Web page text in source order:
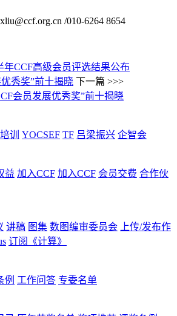
/010-6264 8654
年CCF高级会员评选结果公布
秀奖”前十揭晓 下一篇 >>>
会员发展优秀奖”前十揭晓
培训 YOCSEF TF 吕梁振兴 企智会
益 加入CCF 加入CCF 会员交费 合作伙
讲稿 图集 数图编审委员会
上传/发布作
订阅《计算》
例 工作问答 专委名单